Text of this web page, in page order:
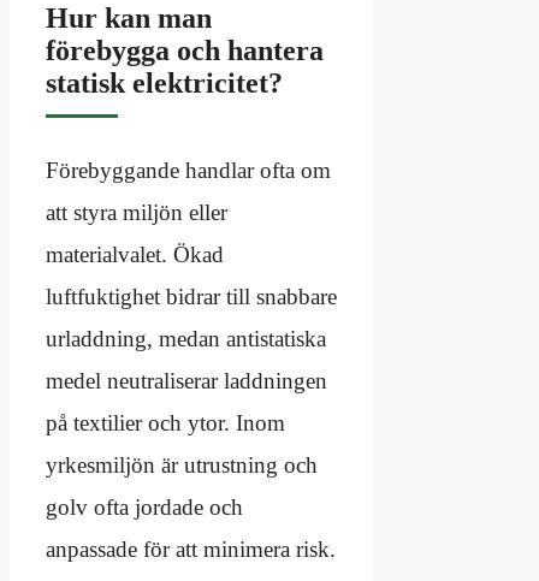
Hur kan man
förebygga och hantera
statisk elektricitet?
Förebyggande handlar ofta om
att styra miljön eller
materialvalet. Ökad
luftfuktighet bidrar till snabbare
urladdning, medan antistatiska
medel neutraliserar laddningen
på textilier och ytor. Inom
yrkesmiljön är utrustning och
golv ofta jordade och
anpassade för att minimera risk.